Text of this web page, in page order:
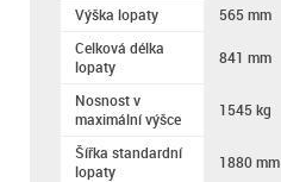
Výška lopaty
565 mm
Celková délka
lopaty
841 mm
Nosnost v
maximální výšce
1545 kg
Šířka standardní
lopaty
1880 mm